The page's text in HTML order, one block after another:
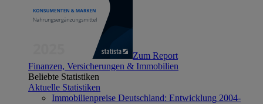
Zum Report
Finanzen, Versicherungen & Immobilien
Beliebte Statistiken
Aktuelle Statistiken
Immobilienpreise Deutschland: Entwicklung 2004-